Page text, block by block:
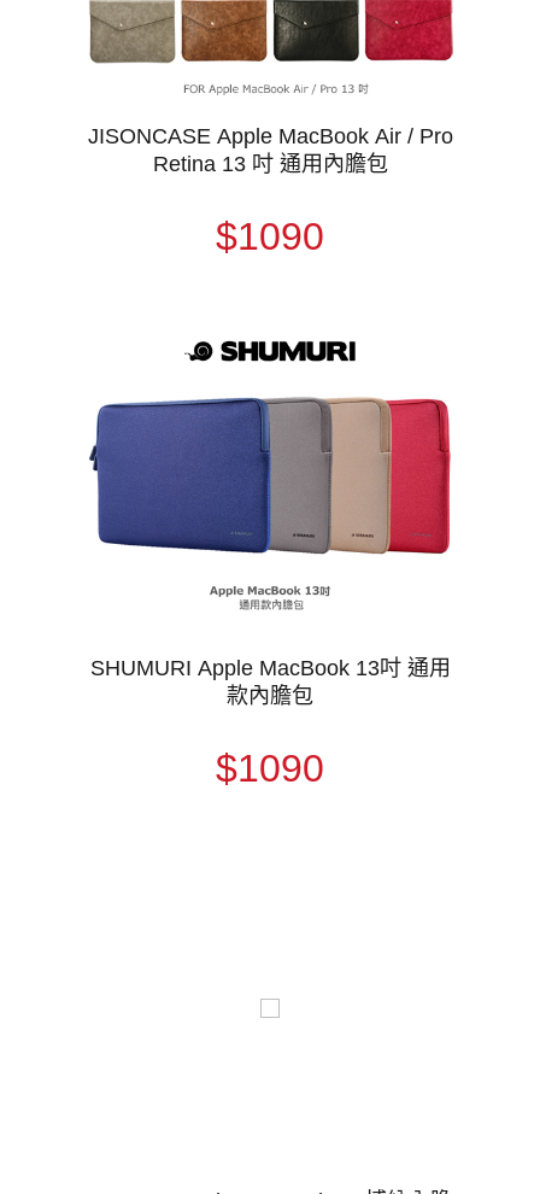
JISONCASE Apple MacBook Air / Pro
Retina 13 吋 通用內膽包
$1090
SHUMURI Apple MacBook 13吋 通用
款內膽包
$1090